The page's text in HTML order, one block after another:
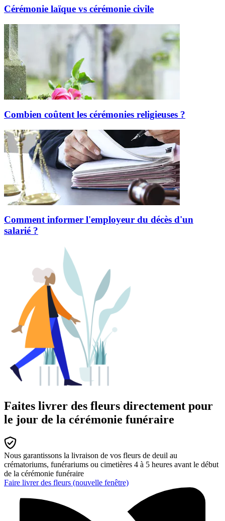
Cérémonie laïque vs cérémonie civile
Combien coûtent les cérémonies religieuses ?
Comment informer l'employeur du décès d'un
salarié ?
Faites livrer des fleurs directement pour
le jour de la cérémonie funéraire
Nous garantissons la livraison de vos fleurs de deuil au
crématoriums, funérariums ou cimetières 4 à 5 heures avant le début
de la cérémonie funéraire
Faire livrer des fleurs (nouvelle fenêtre)